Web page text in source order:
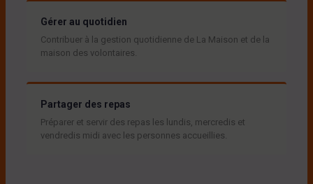
Gérer au quotidien
Contribuer à la gestion quotidienne de La Maison et de la
maison des volontaires.
Partager des repas
Préparer et servir des repas les lundis, mercredis et
vendredis midi avec les personnes accueillies.